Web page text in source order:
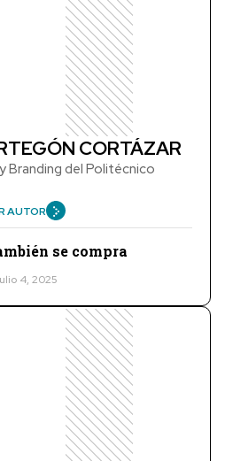
CORTÁZAR
Branding del Politécnico
AUTOR
se compra
4, 2025